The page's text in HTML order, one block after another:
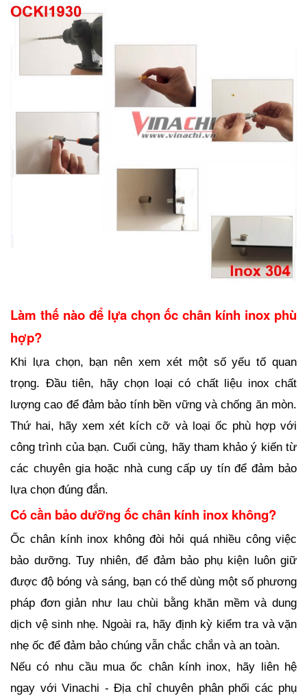
Làm thế nào để lựa chọn ốc chân kính inox phù
hợp?
Khi lựa chọn, bạn nên xem xét một số yếu tố quan
trọng. Đầu tiên, hãy chọn loại có chất liệu inox chất
lượng cao để đảm bảo tính bền vững và chống ăn mòn.
Thứ hai, hãy xem xét kích cỡ và loại ốc phù hợp với
công trình của bạn. Cuối cùng, hãy tham khảo ý kiến từ
các chuyên gia hoặc nhà cung cấp uy tín để đảm bảo
lựa chọn đúng đắn.
Có cần bảo dưỡng ốc chân kính inox không?
Ốc chân kính inox không đòi hỏi quá nhiều công việc
bảo dưỡng. Tuy nhiên, để đảm bảo phụ kiện luôn giữ
được độ bóng và sáng, bạn có thể dùng một số phương
pháp đơn giản như lau chùi bằng khăn mềm và dung
dịch vệ sinh nhẹ. Ngoài ra, hãy định kỳ kiểm tra và vặn
nhẹ ốc để đảm bảo chúng vẫn chắc chắn và an toàn.
Nếu có nhu cầu mua ốc chân kính inox, hãy liên hệ
ngay với Vinachi - Địa chỉ chuyên phân phối các phụ